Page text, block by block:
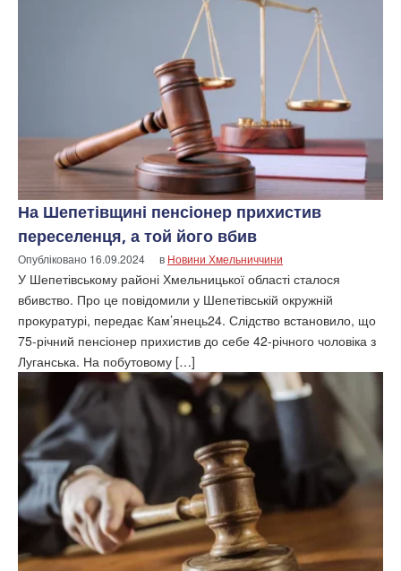
На Шепетівщині пенсіонер прихистив
переселенця, а той його вбив
Опубліковано 16.09.2024 в Новини Хмельниччини
У Шепетівському районі Хмельницької області сталося
вбивство. Про це повідомили у Шепетівській окружній
прокуратурі, передає Кам’янець24. Слідство встановило, що
75-річний пенсіонер прихистив до себе 42-річного чоловіка з
Луганська. На побутовому […]